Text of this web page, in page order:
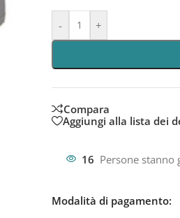
- +
Compara
Aggiungi alla lista dei
16 Persone
Modalità di pagamento: